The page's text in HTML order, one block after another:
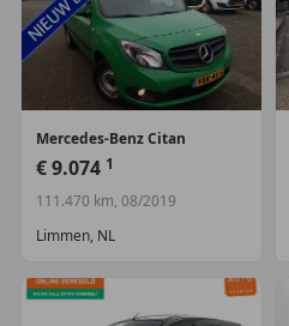
Mercedes-Benz Citan
€ 9.074 1
111.470 km, 08/2019
Limmen, NL